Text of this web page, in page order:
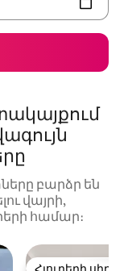
բարձր են
վայրի,
համար։